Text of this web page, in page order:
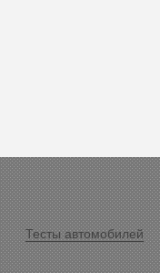
Тесты автомобилей